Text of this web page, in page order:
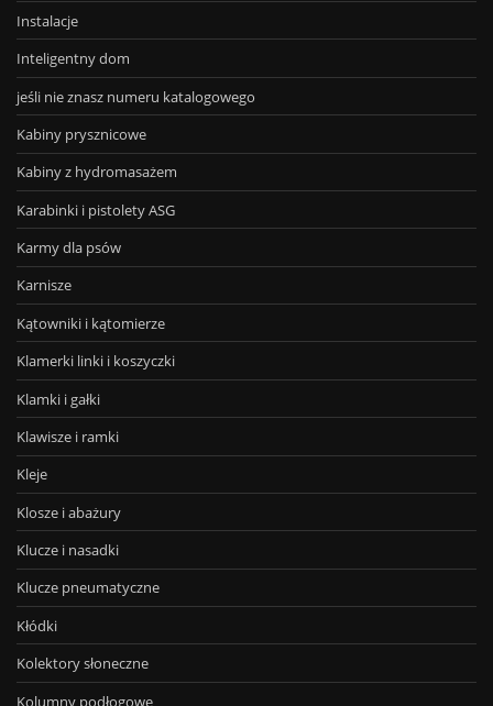
Instalacje
Inteligentny dom
jeśli nie znasz numeru katalogowego
Kabiny prysznicowe
Kabiny z hydromasażem
Karabinki i pistolety ASG
Karmy dla psów
Karnisze
Kątowniki i kątomierze
Klamerki linki i koszyczki
Klamki i gałki
Klawisze i ramki
Kleje
Klosze i abażury
Klucze i nasadki
Klucze pneumatyczne
Kłódki
Kolektory słoneczne
Kolumny podłogowe